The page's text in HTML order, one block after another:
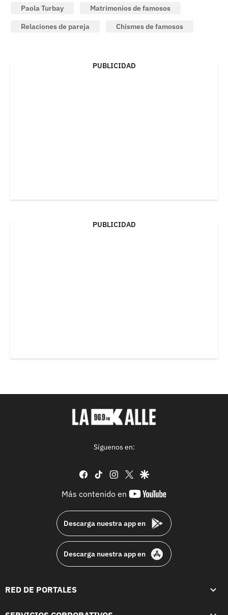
Paola Turbay
Matrimonios de famosos
Relaciones de pareja
Chismes de famosos
PUBLICIDAD
PUBLICIDAD
Síguenos en:
facebook
tiktok instagram
twittergoogle
Más contenido en
youtube-
Descarga nuestra app en
Descarga nuestra app en
RED DE PORTALES